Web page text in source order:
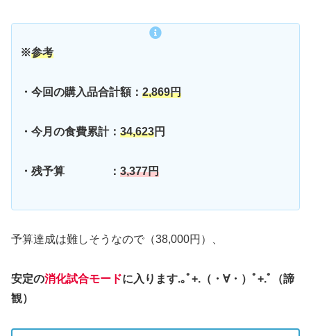
※参考
・今回の購入品合計額： 2,869円
・今月の食費累計： 34,623円
・残予算 ： 3,377円
予算達成は難しそうなので（38,000円）、
安定の消化試合モードに入ります.｡ﾟ+.（・∀・）ﾟ+.ﾟ（諦
観）